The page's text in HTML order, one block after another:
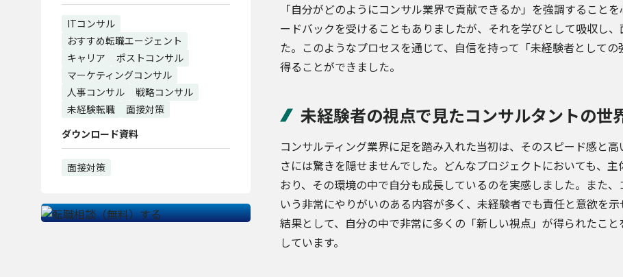
ITコンサル
おすすめ転職エージェント
キャリア
ポストコンサル
マーケティングコンサル
人事コンサル
戦略コンサル
未経験転職
面接対策
ダウンロード資料
面接対策
「自分がどのようにコンサル業界で貢献できるか」を強調すること
ードバックを受けることもありましたが、それを学びとして吸収し
た。このようなプロセスを通じて、自信を持って「未経験者として
得ることができました。
未経験者の視点で見たコンサルタントの世
コンサルティング業界に足を踏み入れた当初は、そのスピード感と
さには驚きを隠せませんでした。どんなプロジェクトにおいても、
おり、その環境の中で自分も成長しているのを実感しました。また
いう非常にやりがいのある内容が多く、未経験者でも責任と意欲を
結果として、自分の中で非常に多くの「新しい視点」が得られたこ
しています。